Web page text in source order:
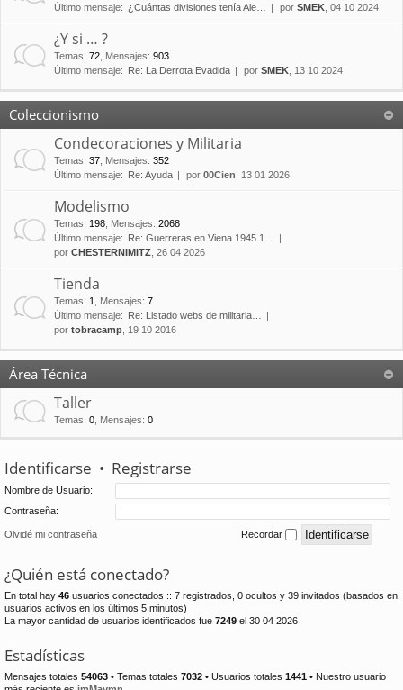
Último mensaje: ¿Cuántas divisiones tenía Ale… por SMEK , 04 10 2024
¿Y si … ?
Temas: 72 Mensajes: 903
Último mensaje:
Re: La Derrota Evadida por SMEK , 13 10 2024
Coleccionismo
Condecoraciones y Militaria
Temas: 37 Mensajes: 352
Último mensaje:
Re: Ayuda por 00Cien , 13 01 2026
Modelismo
Temas: 198 Mensajes: 2068
Último mensaje:
Re: Guerreras en Viena 1945 1…
por CHESTERNIMITZ , 26 04 2026
Tienda
Temas: 1 Mensajes: 7
Último mensaje:
Re: Listado webs de militaria…
por tobracamp , 19 10 2016
Área Técnica
Taller
Temas: 0 Mensajes: 0
Identificarse • Registrarse
Nombre de Usuario:
Contraseña:
Olvidé mi contraseña Recordar
¿Quién está conectado?
En total hay 46 usuarios conectados :: 7 registrados, 0 ocultos y 39 invitados (basados en
usuarios activos en los últimos 5 minutos)
La mayor cantidad de usuarios identificados fue 7249 el 30 04 2026
Estadísticas
Mensajes totales 54063 • Temas totales 7032 • Usuarios totales 1441 • Nuestro usuario